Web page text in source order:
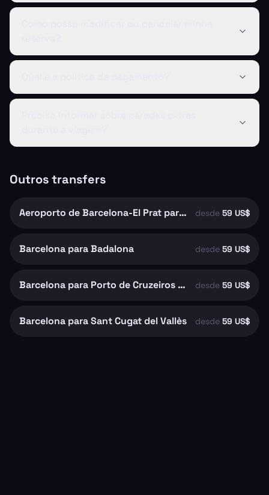
Outros transfers
Aeroporto de Barcelona-El Prat para Barcelona desde 59 US$
Barcelona para Badalona desde 59 US$
Barcelona para Porto de Cruzeiros de Barcelona desde 59 US$
Barcelona para Sant Cugat del Vallès desde 59 US$